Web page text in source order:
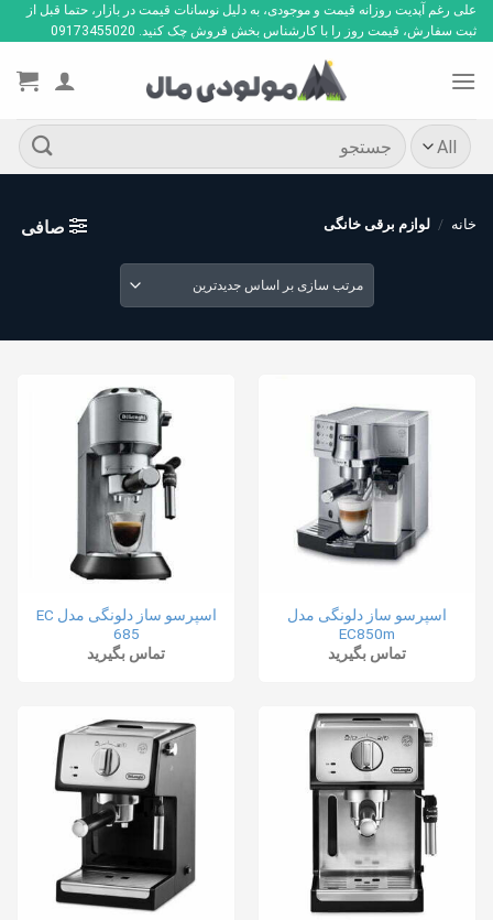
Skip
to
علی رغم آپدیت روزانه قیمت و موجودی، به دلیل نوسانات قیمت در بازار، حتما قبل از
ثبت سفارش، قیمت روز را با کارشناس بخش فروش چک کنید. 09173455020
جستجو
برای:
خانه / لوازم برقی خانگی صافی
اسپرسو ساز دلونگی مدل
EC850m
تماس بگیرید
اسپرسو ساز دلونگی مدل EC
685
تماس بگیرید